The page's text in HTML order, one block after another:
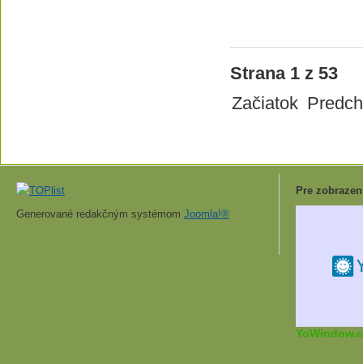
Strana 1 z 53
Začiatok
Generované redakčným systémom Joomla!®
Pre